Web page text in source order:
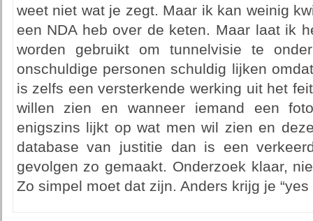
weet niet wat je zegt. Maar ik kan weinig
een NDA heb over de keten. Maar laat ik
worden gebruikt om tunnelvisie te
onschuldige personen schuldig lijken
is zelfs een versterkende werking uit het
willen zien en wanneer iemand een
enigszins lijkt op wat men wil zien en
database van justitie dan is een
gevolgen zo gemaakt. Onderzoek klaar,
Zo simpel moet dat zijn. Anders krijg je “yes